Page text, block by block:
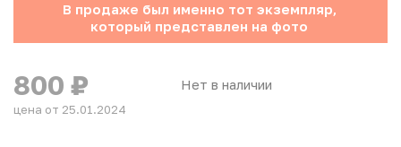
В продаже был именно тот экземпляр,
который представлен на фото
Нет в наличии
800 ₽
цена от 25.01.2024